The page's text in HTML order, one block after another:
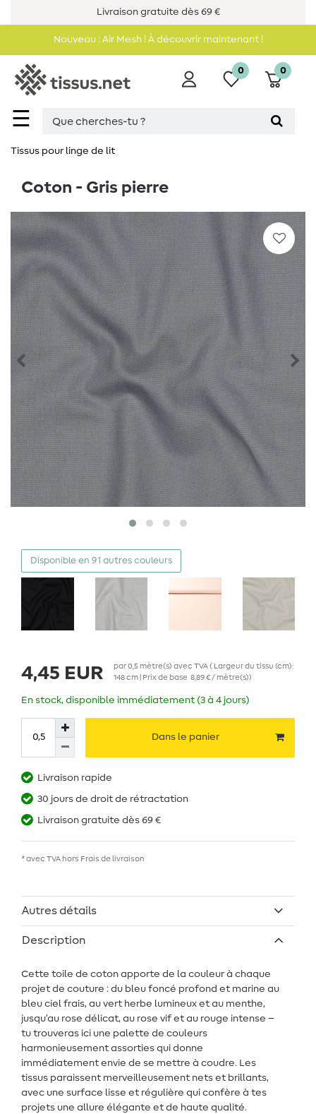
Livraison gratuite dès 69 €
Nouveau : Air Mesh ! À découvrir maintenant !
☰
0 0
Tissus pour linge de lit
Coton - Gris pierre
Disponible en 91 autres couleurs
4,45 EUR par0,5 mètre(s) avec TVA( Largeur du tissu (cm):
148 cm | Prix de base 8,89 € / mètre(s))
En stock, disponible immédiatement (3 à 4 jours)
Dans le panier
Livraison rapide
30 jours de droit de rétractation
Livraison gratuite dès 69 €
* avec TVA hors Frais de livraison
Autres détails
Description
Cette toile de coton apporte de la couleur à chaque
projet de couture : du bleu foncé profond et marine au
bleu ciel frais, au vert herbe lumineux et au menthe,
jusqu’au rose délicat, au rose vif et au rouge intense –
tu trouveras ici une palette de couleurs
harmonieusement assorties qui donne
immédiatement envie de se mettre à coudre. Les
tissus paraissent merveilleusement nets et brillants,
avec une surface lisse et régulière qui confère à tes
projets une allure élégante et de haute qualité.